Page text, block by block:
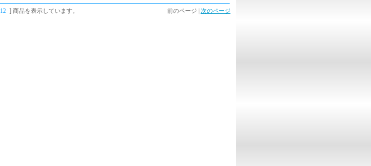
12 ] 商品を表示しています。 前のページ | 次のページ